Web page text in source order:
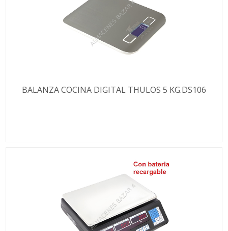
BALANZA COCINA DIGITAL THULOS 5 KG.DS106